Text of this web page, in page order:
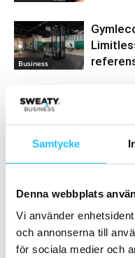
Samtycke
Denna webbplats
Vi använder
och annonserna till
för sociala medier och
Business
Samarbete
MEST POPULÄRA